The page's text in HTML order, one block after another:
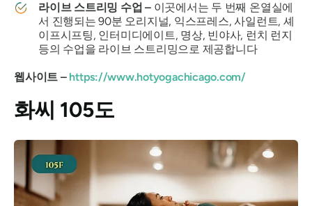
라이브 스트리밍 수업 – 이곳에서는 두 번째 온열실에
서 진행되는 90분 오리지널, 익스프레스, 사일런트, 셰
이프시프팅, 인터미디에이트, 명상, 빈야사, 런치 런지
등의 수업을 라이브 스트리밍으로 제공합니다
웹사이트 –https://www.hotyogachicago.com/
화씨 105도